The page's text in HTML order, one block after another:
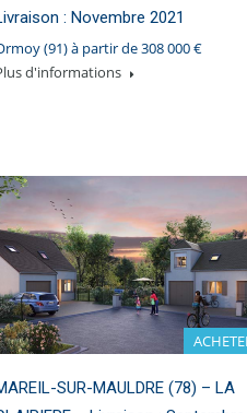
: Novembre 2021
(91) à partir de 308 000 €
d'informations
SUR-MAULDRE (78) – LA